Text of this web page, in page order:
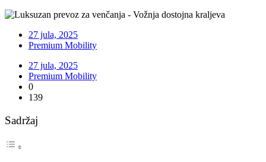
27 jula, 2025
Premium Mobility
27 jula, 2025
Premium Mobility
0
139
Sadržaj